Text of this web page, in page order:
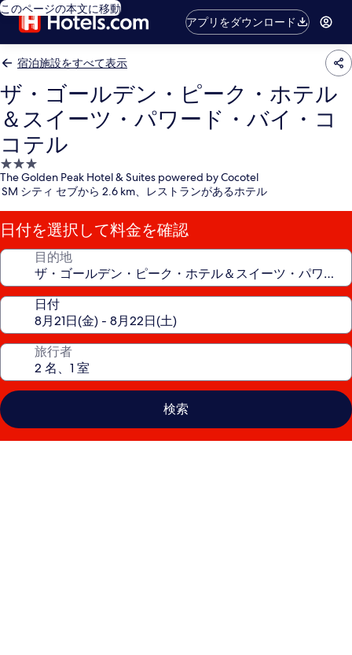
このページの本文に移動
アプリをダウンロード
宿泊施設をすべて表示
ザ・ゴールデン・ピーク・ホテル
＆スイーツ・パワード・バイ・コ
コテル
3.0
つ
星
宿
泊
施
The Golden Peak Hotel & Suites powered by Cocotel
SM シティ セブから 2.6 km、レストランがあるホテル
日付を選択して料金を確認
目的地
日付
旅行者
検索